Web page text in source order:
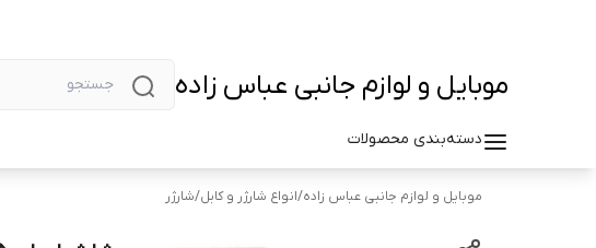
موبایل و لوازم جانبی عباس زاده
دسته‌بندی محصولات
موبایل و لوازم جانبی عباس زاده/انواع شارژر و کابل/شارژر